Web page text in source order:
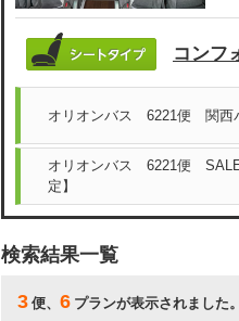
コンフ
オリオンバス 6221便 関西
オリオンバス 6221便
定】
検索結果一覧
3 便、 6 プランが表示されました。